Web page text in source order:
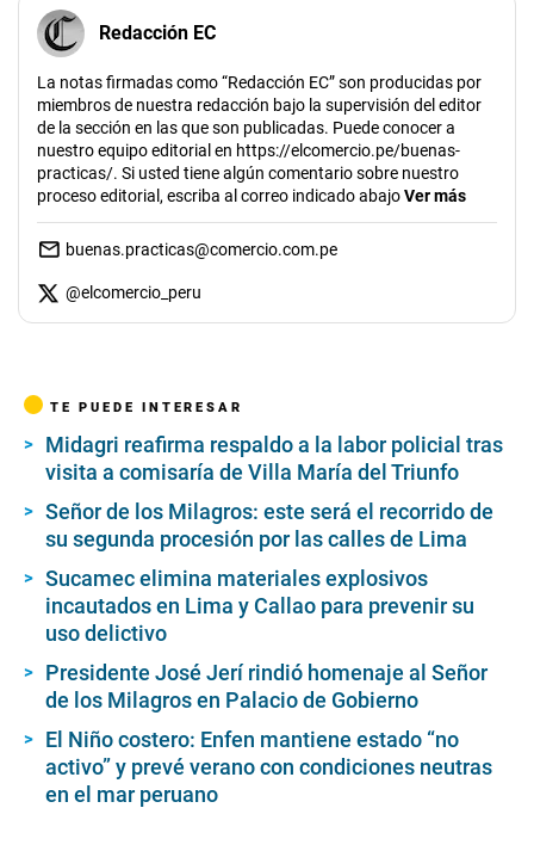
Redacción EC
La notas firmadas como “Redacción EC” son producidas por
miembros de nuestra redacción bajo la supervisión del editor
de la sección en las que son publicadas. Puede conocer a
nuestro equipo editorial en https://elcomercio.pe/buenas-
practicas/. Si usted tiene algún comentario sobre nuestro
proceso editorial, escriba al correo indicado abajoVer más
buenas.practicas@comercio.com.pe
@elcomercio_peru
TE PUEDE INTERESAR
Midagri reafirma respaldo a la labor policial tras
visita a comisaría de Villa María del Triunfo
Señor de los Milagros: este será el recorrido de
su segunda procesión por las calles de Lima
Sucamec elimina materiales explosivos
incautados en Lima y Callao para prevenir su
uso delictivo
Presidente José Jerí rindió homenaje al Señor
de los Milagros en Palacio de Gobierno
El Niño costero: Enfen mantiene estado “no
activo” y prevé verano con condiciones neutras
en el mar peruano